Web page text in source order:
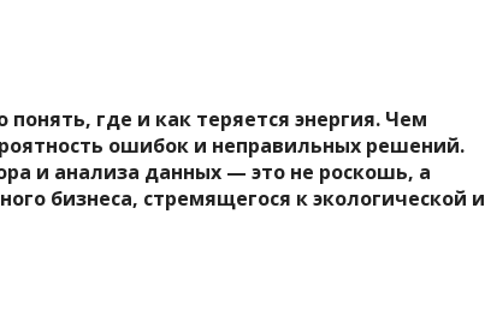
где и как теряется энергия. Чем
ошибок и неправильных решений.
и анализа данных — это не роскошь, а
бизнеса, стремящегося к экологической и